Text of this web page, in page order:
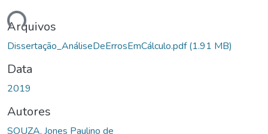
Arquivos
Dissertação_AnáliseDeErrosEmCálculo.pdf(1.91 MB)
Data
2019
Autores
SOUZA, Jones Paulino de